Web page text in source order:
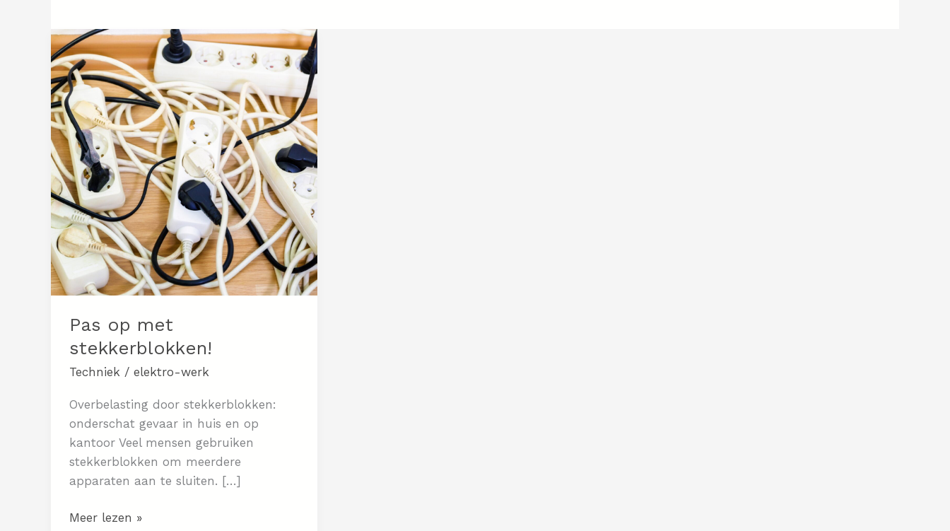
Pas op met
stekkerblokken!
Techniek / elektro-werk
Overbelasting door stekkerblokken:
onderschat gevaar in huis en op
kantoor Veel mensen gebruiken
stekkerblokken om meerdere
apparaten aan te sluiten. […]
Pas
Meer lezen »